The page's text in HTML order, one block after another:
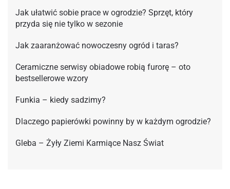
Jak ułatwić sobie prace w ogrodzie? Sprzęt, który
przyda się nie tylko w sezonie
Jak zaaranżować nowoczesny ogród i taras?
Ceramiczne serwisy obiadowe robią furorę – oto
bestsellerowe wzory
Funkia – kiedy sadzimy?
Dlaczego papierówki powinny by w każdym ogrodzie?
Gleba – Żyły Ziemi Karmiące Nasz Świat